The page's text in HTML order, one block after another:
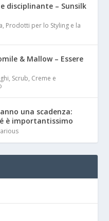
disciplinante – Sunsilk
Prodotti per lo Styling e la
& Mallow – Essere
Scrub, Creme e
una scadenza:
è importantissimo